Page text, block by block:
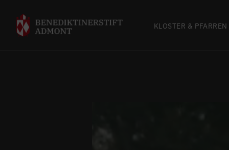
KLOSTER & PFARREN